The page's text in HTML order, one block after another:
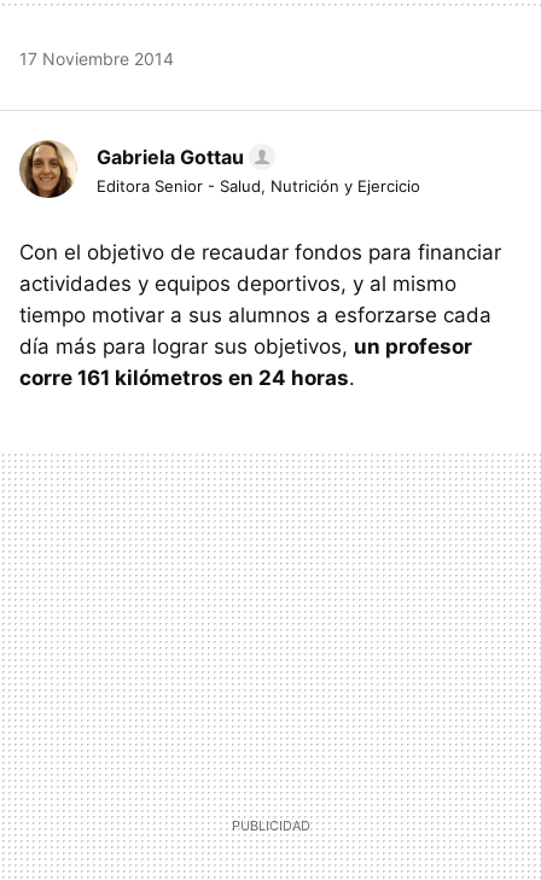
17 Noviembre 2014
Gabriela Gottau
Editora Senior - Salud, Nutrición y Ejercicio
Con el objetivo de recaudar fondos para financiar
actividades y equipos deportivos, y al mismo
tiempo motivar a sus alumnos a esforzarse cada
día más para lograr sus objetivos, un profesor
corre 161 kilómetros en 24 horas.